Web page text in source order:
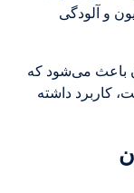
و آلودگی
باعث می‌شود که
کاربرد داشته